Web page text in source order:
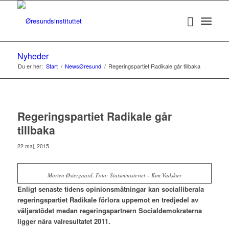
Nyheder
Du er her: Start / NewsØresund / Regeringspartiet Radikale går tillbaka
Regeringspartiet Radikale går
tillbaka
22 maj, 2015
Morten Østergaard. Foto: Statsministeriet – Kim Vadskær
Enligt senaste tidens opinionsmätningar kan socialliberala
regeringspartiet Radikale förlora uppemot en tredjedel av
väljarstödet medan regeringspartnern Socialdemokraterna
ligger nära valresultatet 2011.